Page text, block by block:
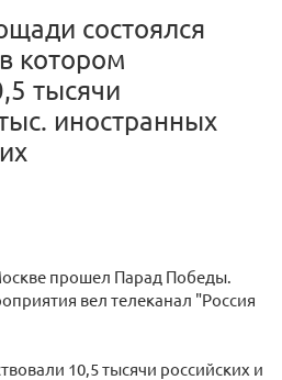
состоялся
котором
тысячи
иностранных
прошел Парад Победы.
вел телеканал "Россия
10,5 тысячи российских и